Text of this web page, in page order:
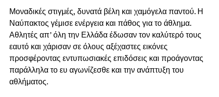
Μοναδικές στιγμές, δυνατά βέλη και χαμόγελα παντού. Η
Ναύπακτος γέμισε ενέργεια και πάθος για το άθλημα.
Αθλητές απ’ όλη την Ελλάδα έδωσαν τον καλύτερό τους
εαυτό και χάρισαν σε όλους αξέχαστες εικόνες
προσφέροντας εντυπωσιακές επιδόσεις και προάγοντας
παράλληλα το ευ αγωνίζεσθε και την ανάπτυξη του
αθλήματος.